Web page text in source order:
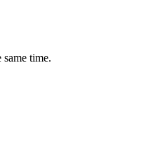
time.